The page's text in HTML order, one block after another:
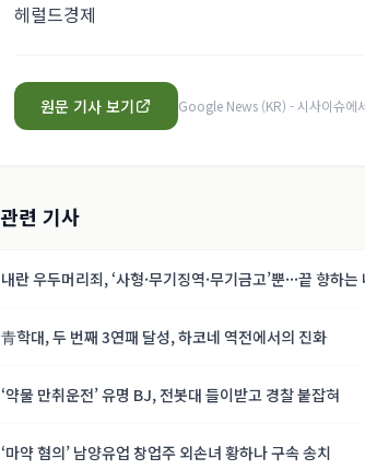
헤럴드경제
원문 기사 보기 Google News (KR) - 시사이슈에
관련 기사
내란 우두머리죄, ‘사형·무기징역·무기금고’뿐···끝 향
青학대, 두 번째 3연패 달성, 하코네 역전에서의 진화
‘약물 만취운전’ 유명 BJ, 전봇대 들이받고 경찰 붙잡혀
‘마약 혐의’ 남양유업 창업주 외손녀 황하나 구속 송치